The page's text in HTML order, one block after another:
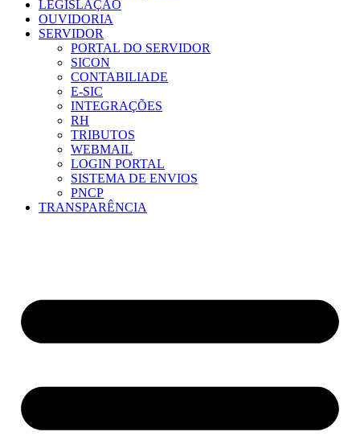
LEGISLAÇÃO
OUVIDORIA
SERVIDOR
PORTAL DO SERVIDOR
SICON
CONTABILIADE
E-SIC
INTEGRAÇÕES
RH
TRIBUTOS
WEBMAIL
LOGIN PORTAL
SISTEMA DE ENVIOS
PNCP
TRANSPARÊNCIA